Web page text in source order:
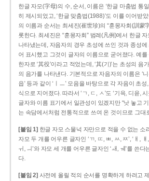
한글 자모(字母)의 수, 순서, 이름은 ‘한글 마춤법 통
히 제시되었고, ‘한글 맞춤법(1988)’도 이를 이어받
의 이름과 순서는 최세진(崔世珍)의 “훈몽자회(訓蒙
롯한다. 최세진은 “훈몽자회” 범례(凡例)에서 한글
나타냈는데, 자음자의 경우 초성에 쓰인 것과 종성에
어 표시했고 그것이 글자의 이름으로 굳어졌다. 예를
한자로 ‘其役’이라고 적었는데, ‘其(기)’는 초성의 음
의 음가를 나타낸다. 기본적으로 자음자의 이름은 ‘니
읍’ 등과 같이 ‘ㅣㅡ’ 모음을 바탕으로 각 자음이 초
식으로 지어졌다. 따라서 ‘ㄱ, ㄷ, ㅅ’도 ‘기윽, 디읃,
글자와 이름 표기에서 일관성이 있겠지만 “낫 놓고
는 속담에서처럼 전통적으로 쓰여 온 것이므로 그대
[붙임 1] 한글 자모 스물넉 자만으로 적을 수 없는 소
자모 두 개를 어우른 글자인 ‘ㄲ, ㄸ, ㅃ, ㅆ, ㅉ’, ‘ㅐ,
ㅟ, ㅢ’와 자모 세 개를 어우른 글자인 ‘ㅙ, ㅞ’를 쓴다
다.
[붙임 2] 사전에 올릴 적의 순서를 명확하게 하려고